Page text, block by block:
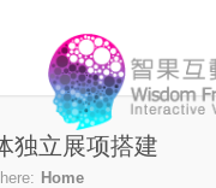
独立展项搭建
Home